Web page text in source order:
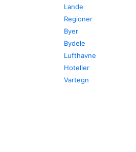
Lande
Regioner
Byer
Bydele
Lufthavne
Hoteller
Vartegn